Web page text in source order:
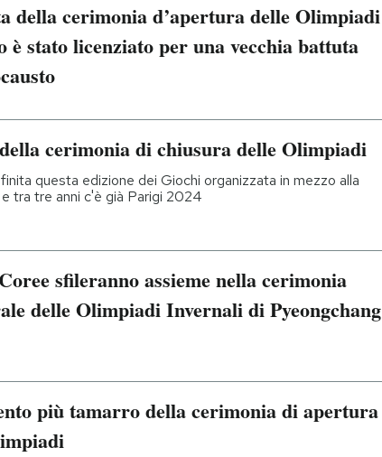
della cerimonia d’apertura delle Olimpiadi
è stato licenziato per una vecchia battuta
cerimonia di chiusura delle Olimpiadi
questa edizione dei Giochi organizzata in mezzo alla
tra tre anni c'è già Parigi 2024
sfileranno assieme nella cerimonia
delle Olimpiadi Invernali di Pyeongchang
più tamarro della cerimonia di apertura